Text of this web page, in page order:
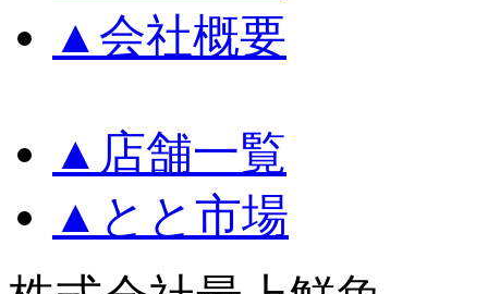
▲ 会社概要
▲ 店舗一覧
▲ とと市場